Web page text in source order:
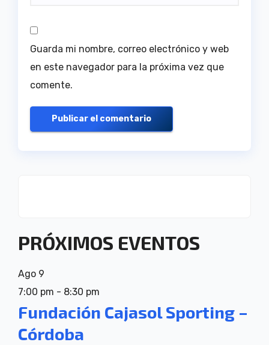
Guarda mi nombre, correo electrónico y web
en este navegador para la próxima vez que
comente.
PRÓXIMOS EVENTOS
Ago 9
7:00 pm - 8:30 pm
Fundación Cajasol Sporting –
Córdoba